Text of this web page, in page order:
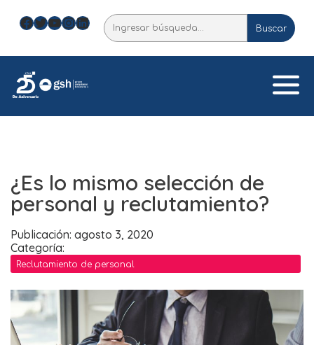
Facebook
Twitter
YouTube
Instagram
LinkedIn
Buscar
Buscar
¿Es lo mismo selección de
personal y reclutamiento?
Publicación: agosto 3, 2020
Categoría:
Reclutamiento de personal